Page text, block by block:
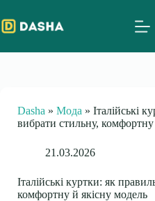
to
content
Dasha » Мода » Італійські
вибрати стильну,
21.03.2026
Італійські куртки: як
комфортну й якісну модель